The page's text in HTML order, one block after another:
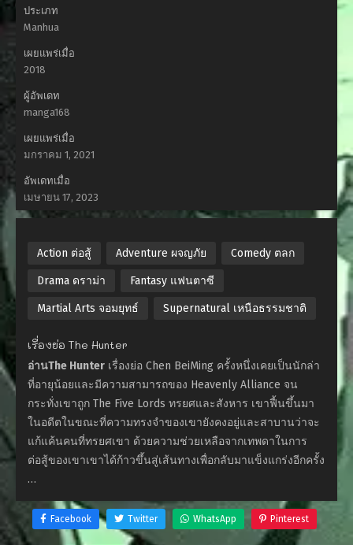
ประเภท
Manhua
เผยแพร่เมื่อ
2018
ผู้อัพเดท
manga168
เผยแพร่เมื่อ
มกราคม 1, 2021
อัพเดทเมื่อ
เมษายน 17, 2023
Action ต่อสู้ Adventure ผจญภัย Comedy ตลก
Drama ดราม่า Fantasy แฟนตาซี
Martial Arts จอมยุทธ์ Supernatural เหนือธรรมชาติ
เรื่องย่อ The Hunter
อ่านThe Hunter เรื่องย่อ Chen BeiMing ครั้งหนึ่งเคยเป็นนักล่า
ที่อายุน้อยและมีความสามารถของ Heavenly Alliance จน
กระทั่งเขาถูก The Five Lords ทรยศและสังหาร เขาฟื้นขึ้นมา
ในอดีตในขณะที่ความทรงจำของเขายังคงอยู่และสาบานว่าจะ
แก้แค้นคนที่ทรยศเขา ด้วยความช่วยเหลือจากเทพดาในการ
ต่อสู้ของเขาเขาได้ก้าวขึ้นสู่เส้นทางเพื่อกลับมาแข็งแกร่งอีกครั้ง
…
Facebook Twitter WhatsApp Pinterest